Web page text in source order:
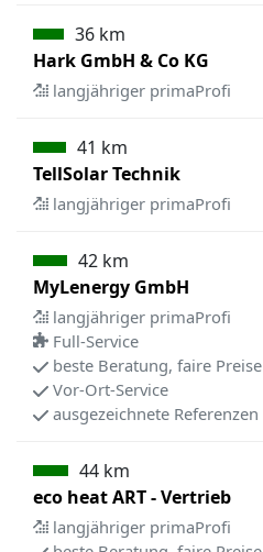
36 km
Hark GmbH & Co KG
langjähriger primaProfi
41 km
TellSolar Technik
langjähriger primaProfi
42 km
MyLenergy GmbH
langjähriger primaProfi
Full-Service
beste Beratung, faire Preise
Vor-Ort-Service
ausgezeichnete Referenzen
44 km
eco heat ART - Vertrieb
langjähriger primaProfi